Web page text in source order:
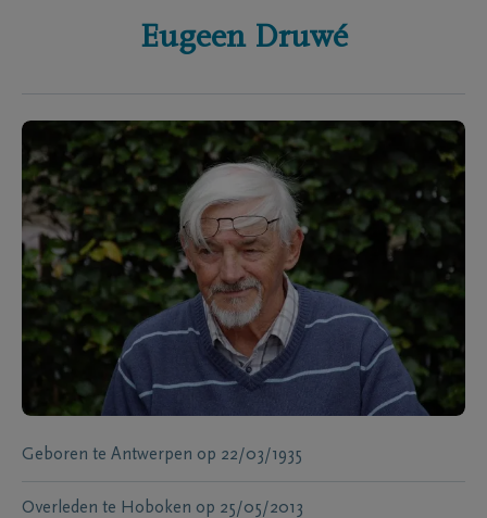
Eugeen Druwé
Geboren te Antwerpen op 22/03/1935
Overleden te Hoboken op 25/05/2013